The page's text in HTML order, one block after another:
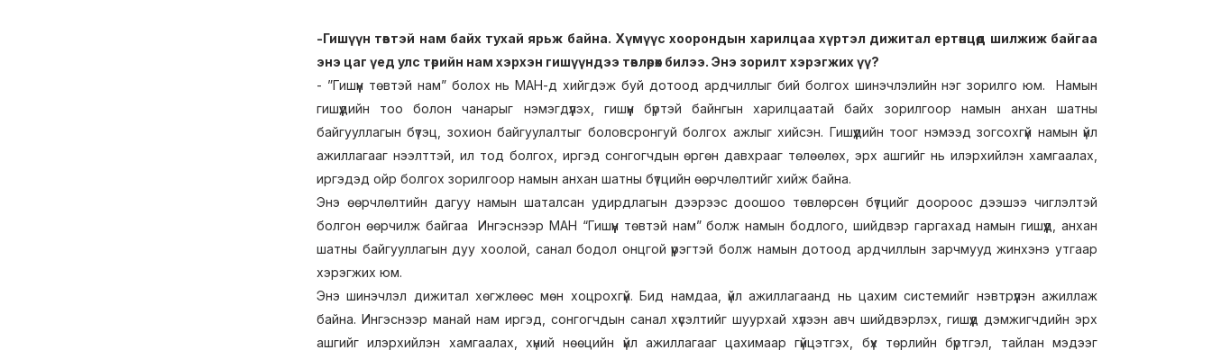
-Гишүүн төвтэй нам байх тухай ярьж байна. Хүмүүс хоорондын харилцаа хүртэл дижитал ертөнцөд шилжиж байгаа
энэ цаг үед улс төрийн нам хэрхэн гишүүндээ төвлөрөх билээ. Энэ зорилт хэрэгжих үү?
- ”Гишүүн төвтэй нам” болох нь МАН-д хийгдэж буй дотоод ардчиллыг бий болгох шинэчлэлийн нэг зорилго юм. Намын
гишүүдийн тоо болон чанарыг нэмэгдүүлэх, гишүүн бүртэй байнгын харилцаатай байх зорилгоор намын анхан шатны
байгууллагын бүтэц, зохион байгуулалтыг боловсронгуй болгох ажлыг хийсэн. Гишүүдийн тоог нэмээд зогсохгүй намын үйл
ажиллагааг нээлттэй, ил тод болгох, иргэд сонгогчдын өргөн давхрааг төлөөлөх, эрх ашгийг нь илэрхийлэн хамгаалах,
иргэдэд ойр болгох зорилгоор намын анхан шатны бүтцийн өөрчлөлтийг хийж байна.
Энэ өөрчлөлтийн дагуу намын шаталсан удирдлагын дээрээс доошоо төвлөрсөн бүтцийг доороос дээшээ чиглэлтэй
болгон өөрчилж байгаа Ингэснээр МАН “Гишүүн төвтэй нам” болж намын бодлого, шийдвэр гаргахад намын гишүүд, анхан
шатны байгууллагын дуу хоолой, санал бодол онцгой үүрэгтэй болж намын дотоод ардчиллын зарчмууд жинхэнэ утгаар
хэрэгжих юм.
Энэ шинэчлэл дижитал хөгжлөөс мөн хоцрохгүй. Бид намдаа, үйл ажиллагаанд нь цахим системийг нэвтрүүлэн ажиллаж
байна. Ингэснээр манай нам иргэд, сонгогчдын санал хүсэлтийг шуурхай хүлээн авч шийдвэрлэх, гишүүд дэмжигчдийн эрх
ашгийг илэрхийлэн хамгаалах, хүний нөөцийн үйл ажиллагааг цахимаар гүйцэтгэх, бүх төрлийн бүртгэл, тайлан мэдээг